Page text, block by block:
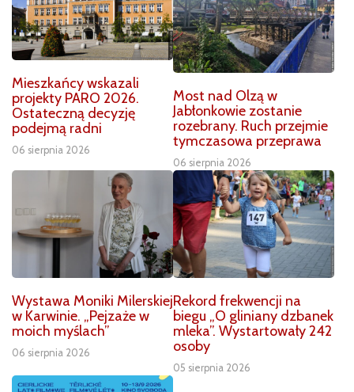
Mieszkańcy wskazali
projekty PARO 2026.
Ostateczną decyzję
podejmą radni
06 sierpnia 2026
Most nad Olzą w
Jabłonkowie zostanie
rozebrany. Ruch przejmie
tymczasowa przeprawa
06 sierpnia 2026
Wystawa Moniki Milerskiej
w Karwinie. „Pejzaże w
moich myślach”
06 sierpnia 2026
Rekord frekwencji na
biegu „O gliniany dzbanek
mleka”. Wystartowały 242
osoby
05 sierpnia 2026